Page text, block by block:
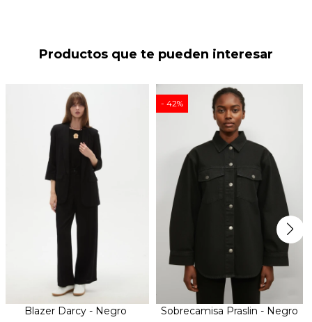
Productos que te pueden interesar
Blazer Darcy - Negro
42
Sobrecamisa Praslin - Negro